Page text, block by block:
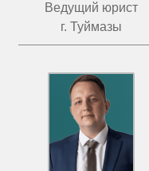
Ведущий юрист
г. Туймазы